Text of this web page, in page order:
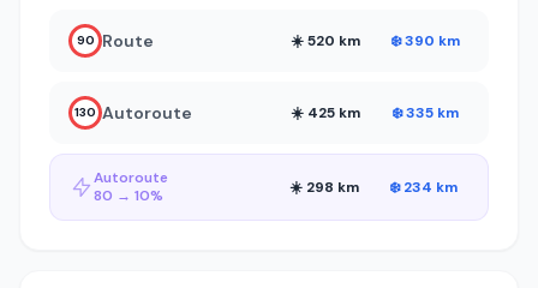
90 Route ☀️ 520 km ❄️ 390 km
130 Autoroute ☀️ 425 km ❄️ 335 km
Autoroute
80 → 10%
☀️ 298 km ❄️ 234 km